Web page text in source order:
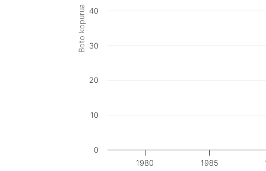
Boto kopurua
1980 1985
0
10
20
30
40